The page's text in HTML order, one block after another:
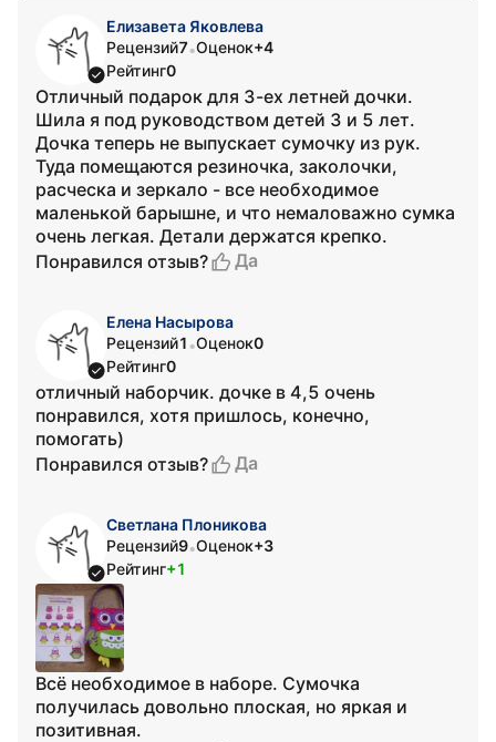
Елизавета Яковлева
Рецензий7•Оценок+4
Рейтинг0
Отличный подарок для 3-ех летней дочки.
Шила я под руководством детей 3 и 5 лет.
Дочка теперь не выпускает сумочку из рук.
Туда помещаются резиночка, заколочки,
расческа и зеркало - все необходимое
маленькой барышне, и что немаловажно сумка
очень легкая. Детали держатся крепко.
Понравился отзыв?
Да
Елена Насырова
Рецензий1 •Оценок0
Рейтинг0
отличный наборчик. дочке в 4,5 очень
понравился, хотя пришлось, конечно,
помогать)
Понравился отзыв?
Да
Светлана Плоникова
Рецензий9•Оценок+3
Рейтинг+1
Всё необходимое в наборе. Сумочка
получилась довольно плоская, но яркая и
позитивная.